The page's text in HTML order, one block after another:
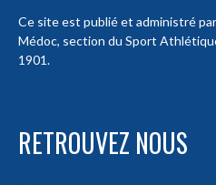
Ce site est publié et administré
Médoc, section du Sport
1901.
RETROUVEZ NOUS